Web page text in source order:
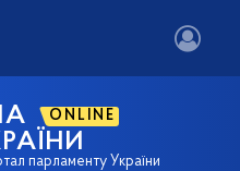
ONLINE
парламенту України